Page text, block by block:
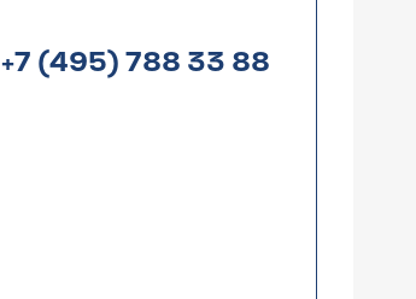
+7 (495) 788 33 88